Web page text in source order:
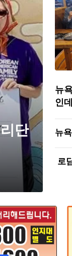
단
뉴
인
뉴
로